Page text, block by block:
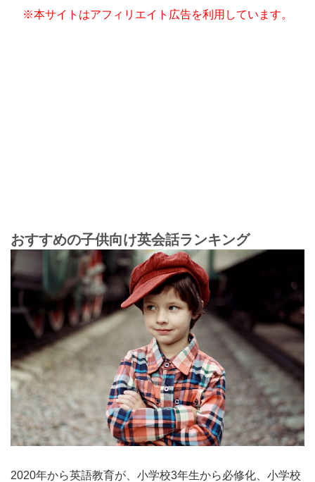
※本サイトはアフィリエイト広告を利用しています。
おすすめの子供向け英会話ランキング
2020年から英語教育が、小学校3年生から必修化、小学校